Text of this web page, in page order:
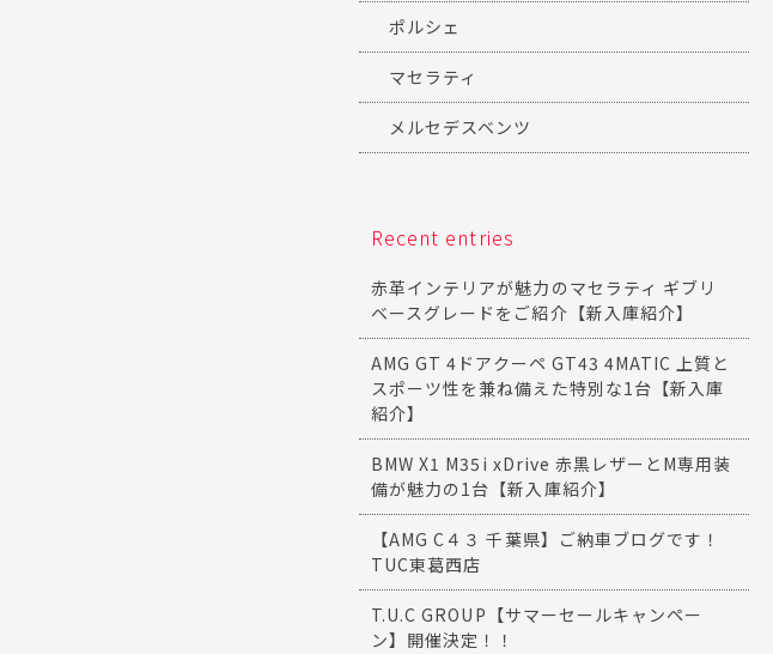
ポルシェ
マセラティ
メルセデスベンツ
Recent entries
赤革インテリアが魅力のマセラティ ギブリ
ベースグレードをご紹介【新入庫紹介】
AMG GT 4ドアクーペ GT43 4MATIC 上質と
スポーツ性を兼ね備えた特別な1台【新入庫
紹介】
BMW X1 M35i xDrive 赤黒レザーとM専用装
備が魅力の1台【新入庫紹介】
【AMG C４３ 千葉県】ご納車ブログです！
TUC東葛西店
T.U.C GROUP【サマーセールキャンペー
ン】開催決定！！